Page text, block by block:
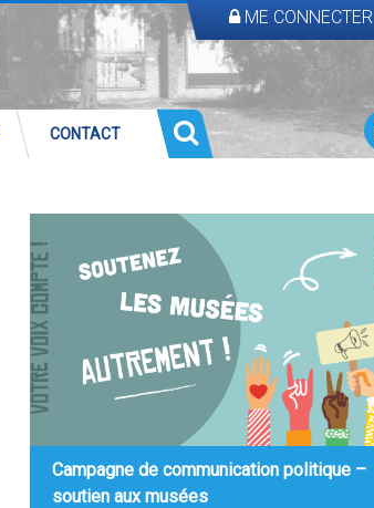
ME CONNECTER
CONTACT
Campagne de communication politique –
soutien aux musées